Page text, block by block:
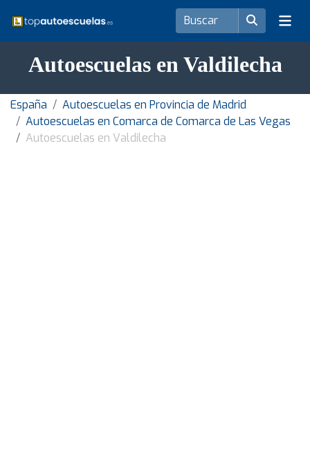
Autoescuelas en Valdilecha
España
Autoescuelas en Provincia de Madrid
Autoescuelas en Comarca de Comarca de Las Vegas
Autoescuelas en Valdilecha